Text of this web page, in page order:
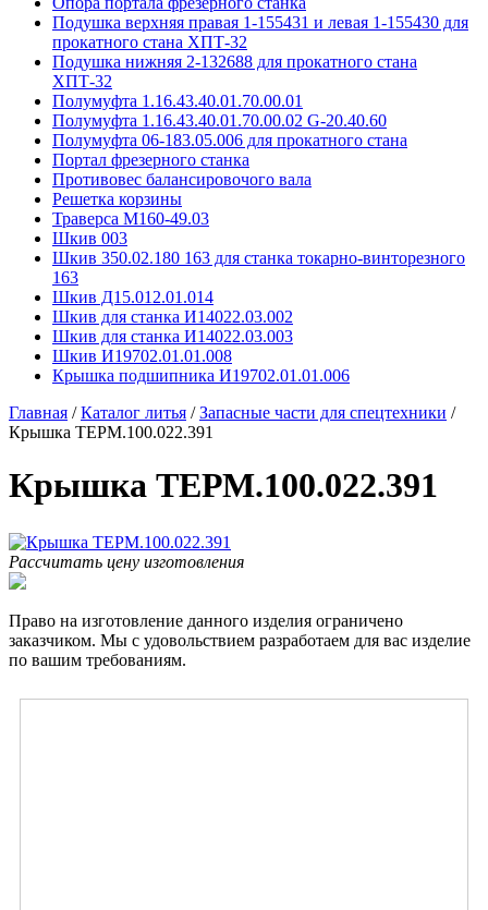
Подушка верхняя правая 1-155431 и левая 1-155430 для
прокатного стана ХПТ-32
Подушка нижняя 2-132688 для прокатного стана
ХПТ-32
Полумуфта 1.16.43.40.01.70.00.01
Полумуфта 1.16.43.40.01.70.00.02 G-20.40.60
Полумуфта 06-183.05.006 для прокатного стана
Портал фрезерного станка
Противовес балансировочого вала
Решетка корзины
Траверса М160-49.03
Шкив 003
Шкив 350.02.180 163 для станка токарно-винторезного
163
Шкив Д15.012.01.014
Шкив для станка И14022.03.002
Шкив для станка И14022.03.003
Шкив И19702.01.01.008
Крышка подшипника И19702.01.01.006
Главная /Каталог литья /Запасные части для спецтехники /
Крышка ТЕРМ.100.022.391
Крышка ТЕРМ.100.022.391
Рассчитать цену изготовления
Право на изготовление данного изделия ограничено
заказчиком. Мы с удовольствием разработаем для вас изделие
по вашим требованиям.